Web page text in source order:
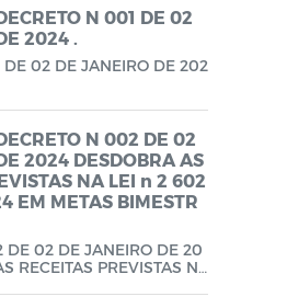
da COVID-19
de Governo
Detalhamento das
(AFADA,
SÃO BENEDITO)
Fiscal (RGF) - A partir
2021
N 001 DE 02
2024 .
DE 02 DE JANEIRO DE 202
N 002 DE 02
2024 DESDOBRA AS
NA LEI n 2 602
EM METAS BIMESTR
DE 02 DE JANEIRO DE 20
RECEITAS PREVISTAS N